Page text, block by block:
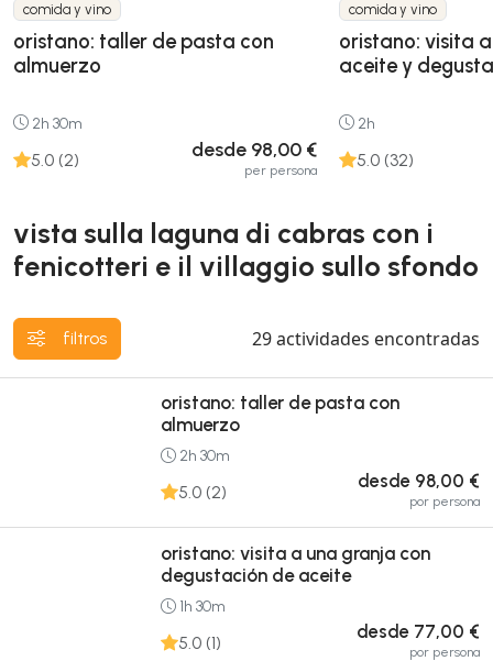
comida y vino
oristano: taller de pasta con
almuerzo
2h 30m
5.0 (2) desde 98,00 €
per persona
comida y vino
oristano: visita
aceite y
2h
5.0 (32)
vista sulla laguna di cabras con i
fenicotteri e il villaggio sullo sfondo
filtros 29actividades encontradas
oristano: taller de pasta con
almuerzo
2h 30m
5.0 (2) desde 98,00 €
por persona
oristano: visita a una granja con
degustación de aceite
1h 30m
5.0 (1) desde 77,00 €
por persona